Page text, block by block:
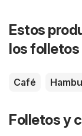
Estos
los folletos
Café
Folletos y